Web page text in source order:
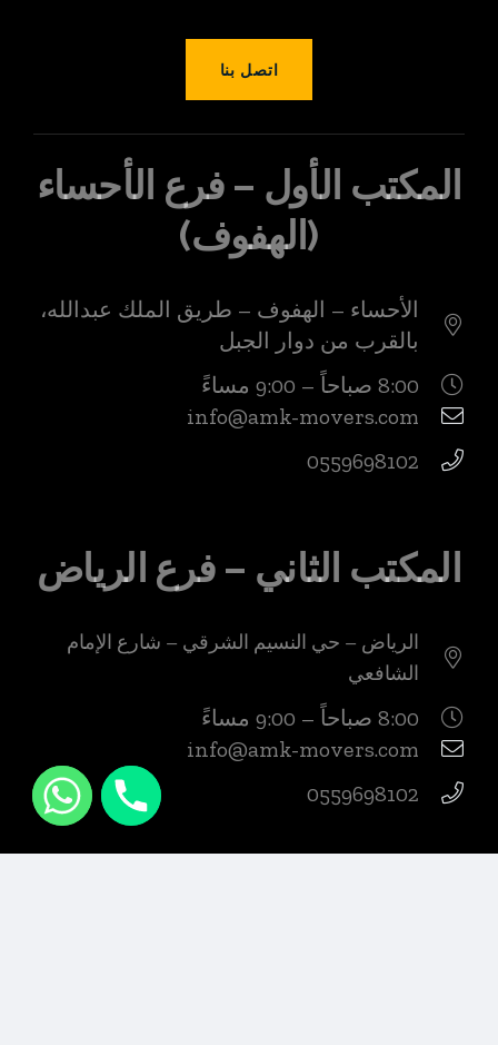
اتصل بنا
المكتب الأول – فرع الأحساء
(الهفوف)
الأحساء – الهفوف – طريق الملك عبدالله،
بالقرب من دوار الجبل
8:00 صباحاً – 9:00 مساءً
info@amk-movers.com
0559698102
المكتب الثاني – فرع الرياض
الرياض – حي النسيم الشرقي – شارع الإمام
الشافعي
8:00 صباحاً – 9:00 مساءً
info@amk-movers.com
0559698102